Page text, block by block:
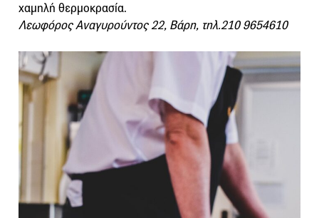
χαμηλή θερμοκρασία.
Λεωφόρος Αναγυρούντος 22, Βάρη, τηλ.210 9654610